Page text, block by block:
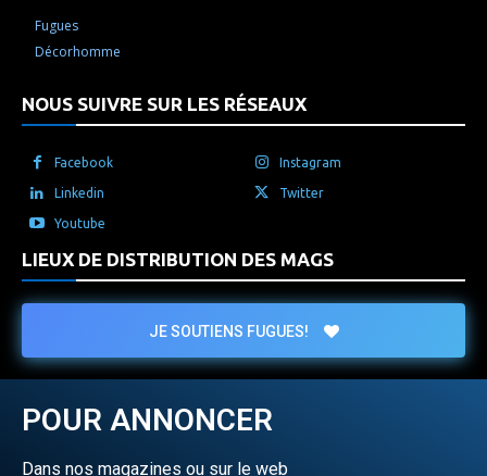
Fugues
Décorhomme
NOUS SUIVRE SUR LES RÉSEAUX
Facebook Instagram
Linkedin Twitter
Youtube
LIEUX DE DISTRIBUTION DES MAGS
JE SOUTIENS FUGUES!
POUR ANNONCER
Dans nos magazines ou sur le web